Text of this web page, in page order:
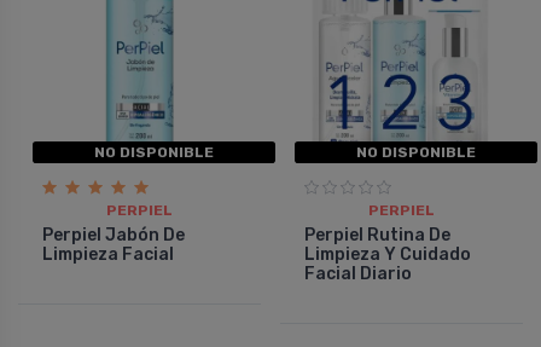
NO DISPONIBLE
PERPIEL
Perpiel Jabón De
Limpieza Facial
NO DISPONIBLE
PERPIEL
Perpiel Rutina De
Limpieza Y Cuidado
Facial Diario